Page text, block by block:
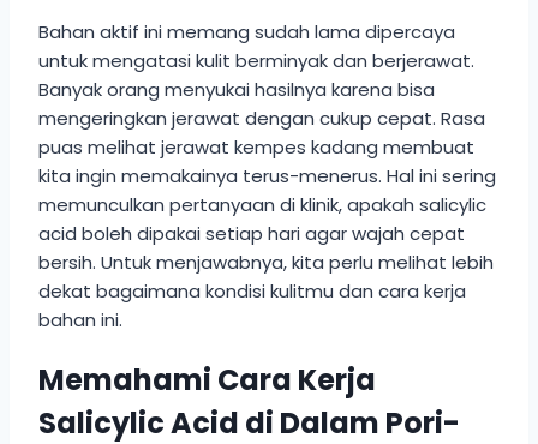
Bahan aktif ini memang sudah lama dipercaya
untuk mengatasi kulit berminyak dan berjerawat.
Banyak orang menyukai hasilnya karena bisa
mengeringkan jerawat dengan cukup cepat. Rasa
puas melihat jerawat kempes kadang membuat
kita ingin memakainya terus-menerus. Hal ini sering
memunculkan pertanyaan di klinik, apakah salicylic
acid boleh dipakai setiap hari agar wajah cepat
bersih. Untuk menjawabnya, kita perlu melihat lebih
dekat bagaimana kondisi kulitmu dan cara kerja
bahan ini.
Memahami Cara Kerja
Salicylic Acid di Dalam Pori-